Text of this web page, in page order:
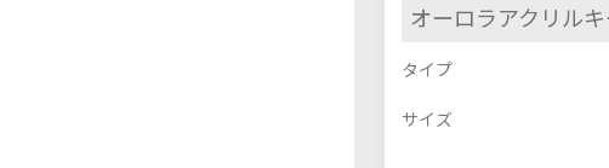
アクリルキーホルダー
オーロラアクリル
タイプ
サイズ